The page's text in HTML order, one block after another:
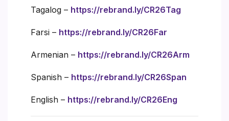
Tagalog – https://rebrand.ly/CR26Tag
Farsi – https://rebrand.ly/CR26Far
Armenian – https://rebrand.ly/CR26Arm
Spanish – https://rebrand.ly/CR26Span
English – https://rebrand.ly/CR26Eng